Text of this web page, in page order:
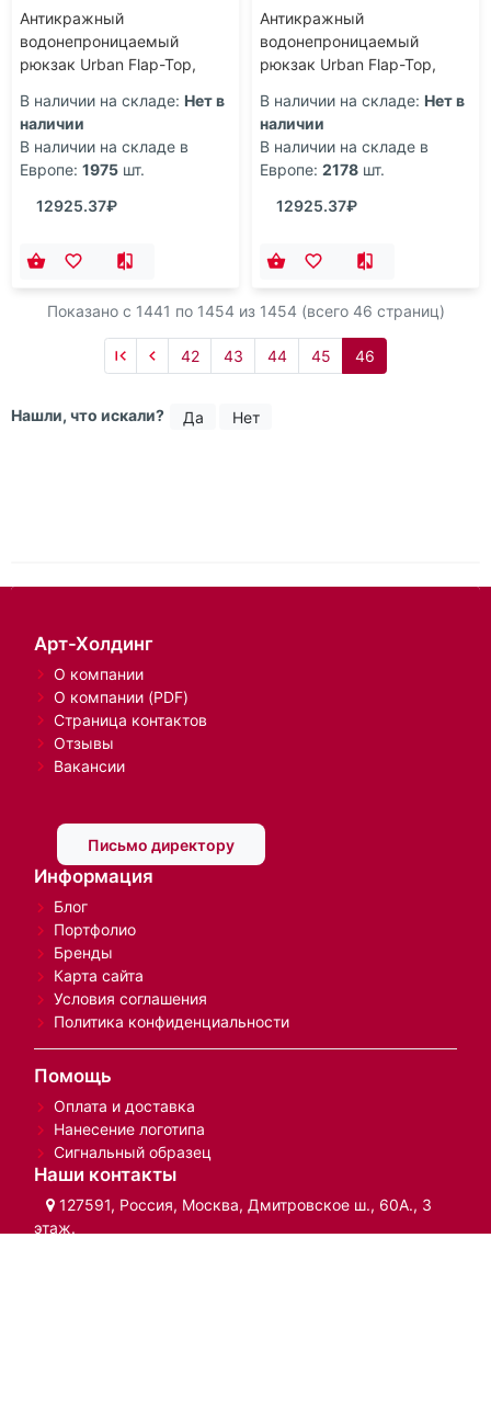
Антикражный
водонепроницаемый
рюкзак Urban Flap-Top,
В наличии на складе: Нет в
наличии
В наличии на складе в
Европе: 1975 шт.
12925.37₽
Антикражный
водонепроницаемый
рюкзак Urban Flap-Top,
В наличии на складе: Нет в
наличии
В наличии на складе в
Европе: 2178 шт.
12925.37₽
Показано с 1441 по 1454 из 1454 (всего 46 страниц)
42 43 44 45 46
Нашли, что искали? Да Нет
Арт-Холдинг
О компании
О компании (PDF)
Страница контактов
Отзывы
Вакансии
Письмо директору
Информация
Блог
Портфолио
Бренды
Карта сайта
Условия соглашения
Политика конфиденциальности
Помощь
Оплата и доставка
Нанесение логотипа
Сигнальный образец
Наши контакты
127591, Россия, Москва, Дмитровское ш., 60А., 3
этаж.